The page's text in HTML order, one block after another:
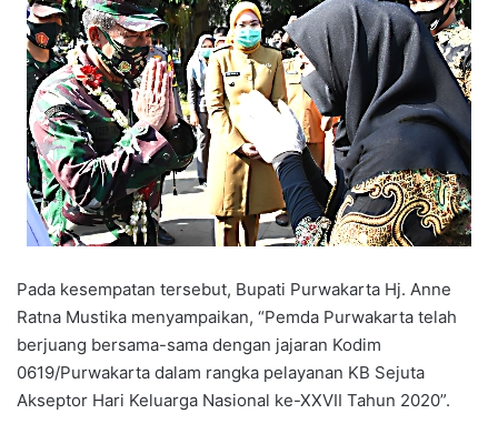
Pada kesempatan tersebut, Bupati Purwakarta Hj. Anne
Ratna Mustika menyampaikan, “Pemda Purwakarta telah
berjuang bersama-sama dengan jajaran Kodim
0619/Purwakarta dalam rangka pelayanan KB Sejuta
Akseptor Hari Keluarga Nasional ke-XXVII Tahun 2020”.